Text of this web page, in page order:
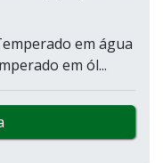
em água
em ól...